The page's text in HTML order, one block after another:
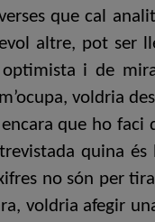
que cal
altre, pot ser
i de
voldria
que ho faci
quina
no són per
voldria afegir